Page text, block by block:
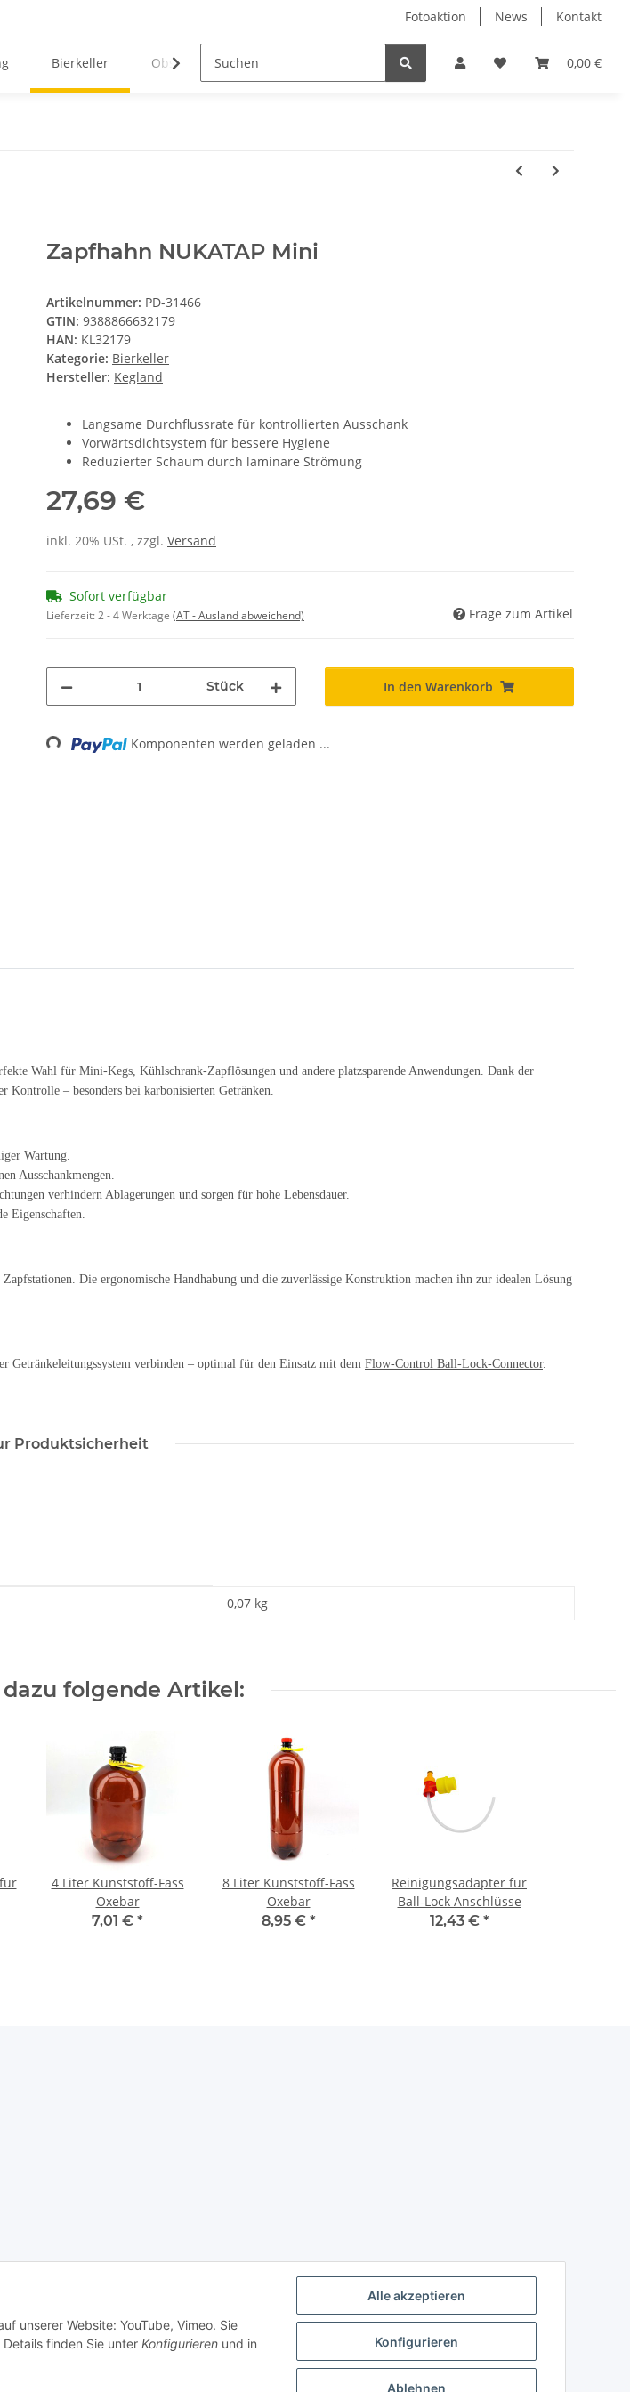
Alle akzeptieren
Konfigurieren
Ablehnen
unserer Website: YouTube, Vimeo. Sie
finden Sie unter Konfigurieren und in
Fotoaktion News Kontakt
0,00 €
Bierkeller Obstverarbeitung Nützliches Ersatzteile
Zapfhahn NUKATAP Mini
Artikelnummer: PD-31466
GTIN: 9388866632179
HAN: KL32179
Kategorie: Bierkeller
Hersteller: Kegland
Langsame Durchflussrate für kontrollierten Ausschank
Vorwärtsdichtsystem für bessere Hygiene
Reduzierter Schaum durch laminare Strömung
27,69 €
inkl. 20% USt. , zzgl. Versand
Sofort verfügbar
Lieferzeit:2 - 4 Werktage (AT - Ausland abweichend) Frage zum Artikel
Stück In den Warenkorb
Loading... Komponenten werden geladen ...
Wahl für Mini-Kegs, Kühlschrank-Zapflösungen und andere platzsparende Anwendungen. Dank der
Kontrolle – besonders bei karbonisierten Getränken.
Wartung.
Ausschankmengen.
verhindern Ablagerungen und sorgen für hohe Lebensdauer.
Eigenschaften.
Die ergonomische Handhabung und die zuverlässige Konstruktion machen ihn zur idealen Lösung
Getränkeleitungssystem verbinden – optimal für den Einsatz mit dem Flow-Control Ball-Lock-Connector.
Produktsicherheit
0,07 kg
folgende Artikel:
4 Liter Kunststoff-Fass
Oxebar
7,01 € *
8 Liter Kunststoff-Fass
Oxebar
8,95 € *
Reinigungsadapter für
Ball-Lock Anschlüsse
12,43 € *